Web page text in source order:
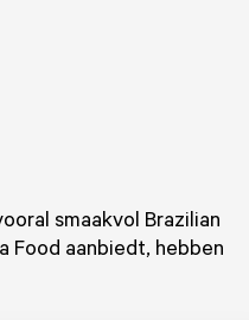
smaakvol Brazilian
Food aanbiedt, hebben